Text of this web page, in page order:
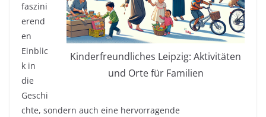
Kinderfreundliches Leipzig: Aktivitäten
und Orte für Familien
faszini
erend
en
Einblic
k in
die
Geschi
chte, sondern auch eine hervorragende